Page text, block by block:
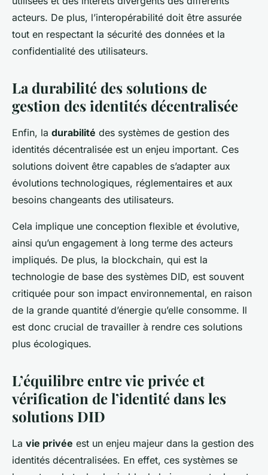
acteurs. De plus, l’interopérabilité doit être assurée
tout en respectant la sécurité des données et la
confidentialité des utilisateurs.
La durabilité des solutions de
gestion des identités décentralisée
Enfin, la durabilité des systèmes de gestion des
identités décentralisée est un enjeu important. Ces
solutions doivent être capables de s’adapter aux
évolutions technologiques, réglementaires et aux
besoins changeants des utilisateurs.
Cela implique une conception flexible et évolutive,
ainsi qu’un engagement à long terme des acteurs
impliqués. De plus, la blockchain, qui est la
technologie de base des systèmes DID, est souvent
critiquée pour son impact environnemental, en raison
de la grande quantité d’énergie qu’elle consomme. Il
est donc crucial de travailler à rendre ces solutions
plus écologiques.
L’équilibre entre vie privée et
vérification de l’identité dans les
solutions DID
La vie privée est un enjeu majeur dans la gestion des
identités décentralisées. En effet, ces systèmes se